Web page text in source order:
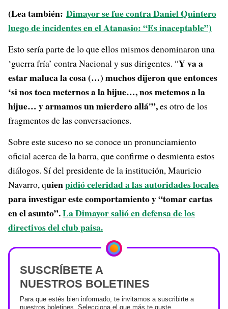
(Lea también: Dimayor se fue contra Daniel Quintero
luego de incidentes en el Atanasio: “Es inaceptable”)
Esto sería parte de lo que ellos mismos denominaron una
‘guerra fría’ contra Nacional y sus dirigentes. “Y va a
estar maluca la cosa (…) muchos dijeron que entonces
‘si nos toca meternos a la hijue…, nos metemos a la
hijue… y armamos un mierdero allá'”,es otro de los
fragmentos de las conversaciones.
Sobre este suceso no se conoce un pronunciamiento
oficial acerca de la barra, que confirme o desmienta estos
diálogos. Sí del presidente de la institución, Mauricio
Navarro, quienpidió celeridad a las autoridades locales
para investigar este comportamiento y “tomar cartas
en el asunto”.La Dimayor salió en defensa de los
directivos del club paisa.
SUSCRÍBETE A
NUESTROS BOLETINES
Para que estés bien informado, te invitamos a suscribirte a
nuestros boletines. Selecciona el que más te guste.